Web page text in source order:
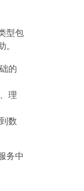
型包
的
理
数
务中